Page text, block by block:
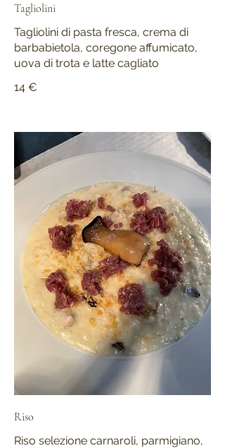
Tagliolini
Tagliolini di pasta fresca, crema di
barbabietola, coregone affumicato,
uova di trota e latte cagliato
14 €
Riso
Riso selezione carnaroli, parmigiano,